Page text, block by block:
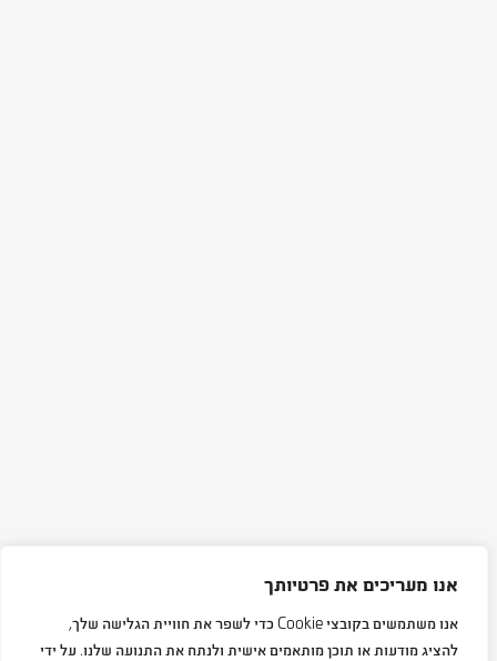
אנו מעריכים את פרטיותך
אנו משתמשים בקובצי Cookie כדי לשפר את חוויית הגלישה שלך,
להציג מודעות או תוכן מותאמים אישית ולנתח את התנועה שלנו. על ידי